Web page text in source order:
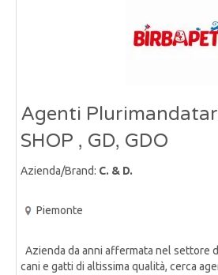
Agenti
SHOP , GD, GDO
Azienda/Brand: C. & D.
Piemonte
Azienda da anni affermata nel settore
cani e gatti di altissima qualità, cerca